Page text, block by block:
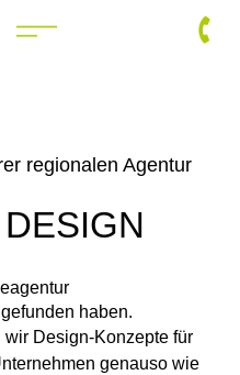
regionalen Agentur
haben.
Design-Konzepte für
genauso wie